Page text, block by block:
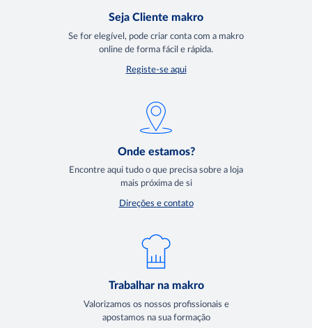
Seja Cliente makro
Se for elegível, pode criar conta com a makro
online de forma fácil e rápida.
Registe-se aqui
Onde estamos?
Encontre aqui tudo o que precisa sobre a loja
mais próxima de si
Direções e contato
Trabalhar na makro
Valorizamos os nossos profissionais e
apostamos na sua formação